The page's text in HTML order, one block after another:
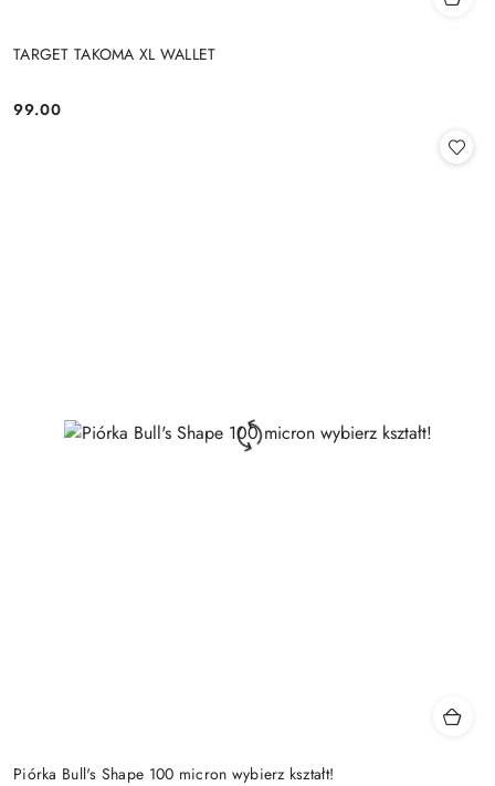
TARGET TAKOMA XL WALLET
Cena:
99.00
Piórka Bull's Shape 100 micron wybierz kształt!